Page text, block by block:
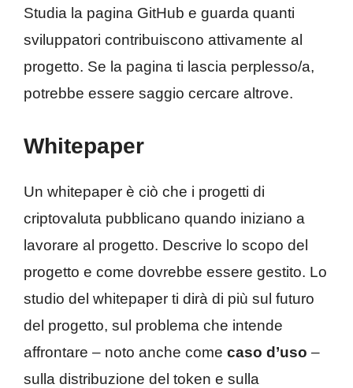
Studia la pagina GitHub e guarda quanti
sviluppatori contribuiscono attivamente al
progetto. Se la pagina ti lascia perplesso/a,
potrebbe essere saggio cercare altrove.
Whitepaper
Un whitepaper è ciò che i progetti di
criptovaluta pubblicano quando iniziano a
lavorare al progetto. Descrive lo scopo del
progetto e come dovrebbe essere gestito. Lo
studio del whitepaper ti dirà di più sul futuro
del progetto, sul problema che intende
affrontare – noto anche come caso d’uso –
sulla distribuzione del token e sulla